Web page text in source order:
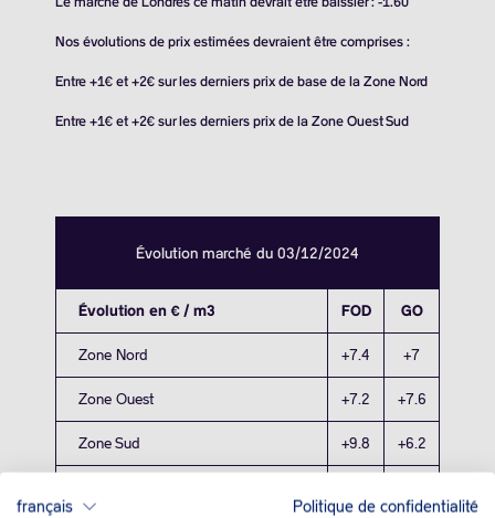
Nos évolutions de prix estimées devraient être comprises :
Entre +1€ et +2€ sur les derniers prix de base de la Zone Nord
Entre +1€ et +2€ sur les derniers prix de la Zone Ouest Sud
Évolution marché du 03/12/2024
Évolution en € / m3 FOD GO
Zone Nord +7.4 +7
Zone Ouest +7.2 +7.6
Zone Sud +9.8 +6.2
français Politique de confidentialité